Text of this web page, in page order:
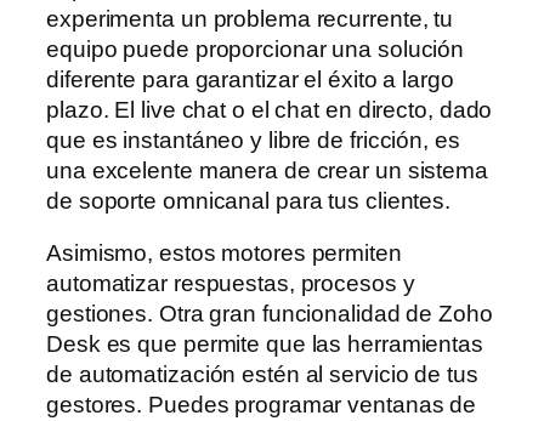
experimenta un problema recurrente, tu
equipo puede proporcionar una solución
diferente para garantizar el éxito a largo
plazo. El live chat o el chat en directo, dado
que es instantáneo y libre de fricción, es
una excelente manera de crear un sistema
de soporte omnicanal para tus clientes.
Asimismo, estos motores permiten
automatizar respuestas, procesos y
gestiones. Otra gran funcionalidad de Zoho
Desk es que permite que las herramientas
de automatización estén al servicio de tus
gestores. Puedes programar ventanas de